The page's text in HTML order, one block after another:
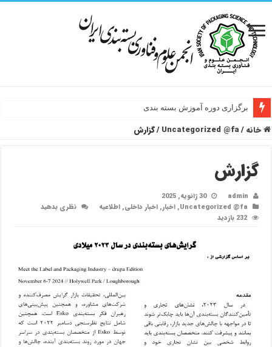
برگزاری دوره آموزش بسته بندی
خانه /
Uncategorized @fa
/گزارش
گزارش
admin
30 ژانویه, 2025
Uncategorized @fa
,اخبار,اخبار داخلی,اطلاعیه
نظری بدهید
232 بازدید